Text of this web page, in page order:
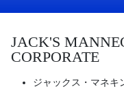
JACK'S
CORPORATE
ジャックス・マネキ